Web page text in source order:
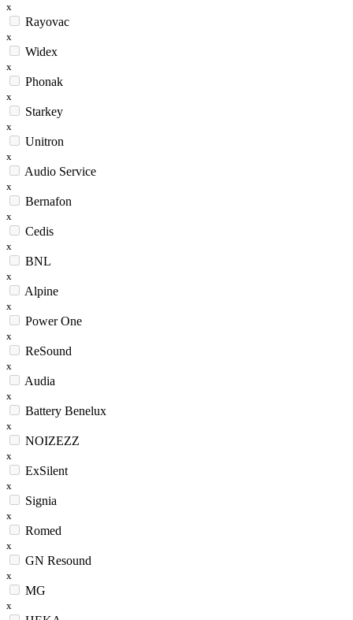
x
Rayovac
x
Widex
x
Phonak
x
Starkey
x
Unitron
x
Audio Service
x
Bernafon
x
Cedis
x
BNL
x
Alpine
x
Power One
x
ReSound
x
Audia
x
Battery Benelux
x
NOIZEZZ
x
ExSilent
x
Signia
x
Romed
x
GN Resound
x
MG
x